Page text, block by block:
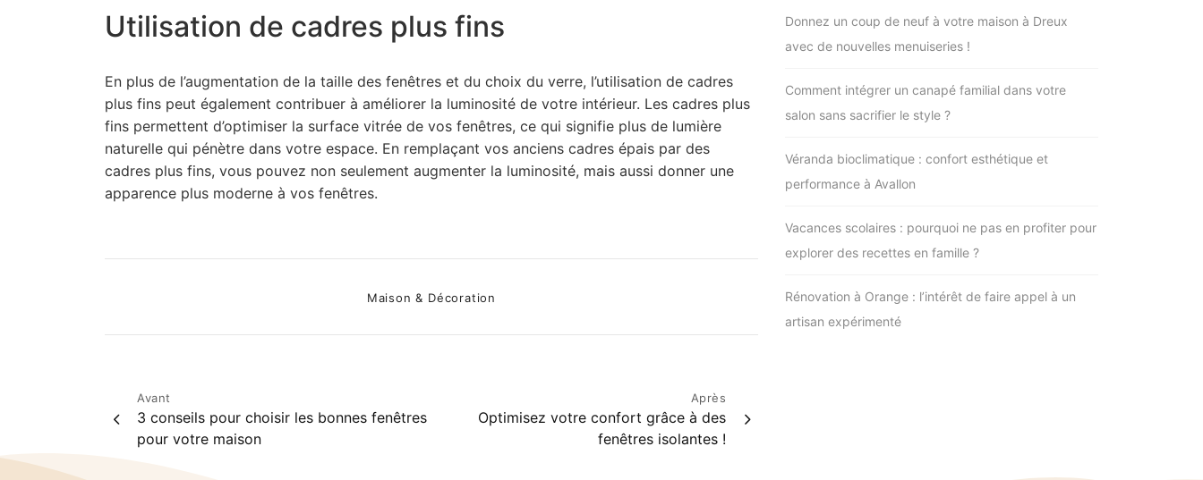
Utilisation de cadres plus fins
En plus de l’augmentation de la taille des fenêtres et du choix du verre, l’utilisation de cadres
plus fins peut également contribuer à améliorer la luminosité de votre intérieur. Les cadres plus
fins permettent d’optimiser la surface vitrée de vos fenêtres, ce qui signifie plus de lumière
naturelle qui pénètre dans votre espace. En remplaçant vos anciens cadres épais par des
cadres plus fins, vous pouvez non seulement augmenter la luminosité, mais aussi donner une
apparence plus moderne à vos fenêtres.
Categories
Maison & Décoration
Post
navigation
Avant
3 conseils pour choisir les bonnes fenêtres
pour votre maison
Après
Optimisez votre confort grâce à des
fenêtres isolantes !
Donnez un coup de neuf à votre maison à Dreux
avec de nouvelles menuiseries !
Comment intégrer un canapé familial dans votre
salon sans sacrifier le style ?
Véranda bioclimatique : confort esthétique et
performance à Avallon
Vacances scolaires : pourquoi ne pas en profiter pour
explorer des recettes en famille ?
Rénovation à Orange : l’intérêt de faire appel à un
artisan expérimenté